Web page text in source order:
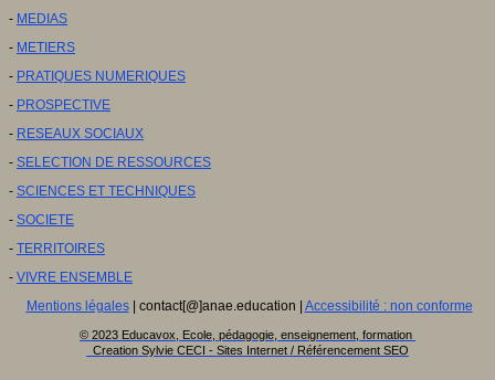
- MEDIAS
- METIERS
- PRATIQUES NUMERIQUES
- PROSPECTIVE
- RESEAUX SOCIAUX
- SELECTION DE RESSOURCES
- SCIENCES ET TECHNIQUES
- SOCIETE
- TERRITOIRES
- VIVRE ENSEMBLE
Mentions légales| contact[@]anae.education | Accessibilité : non conforme
© 2023 Educavox, Ecole, pédagogie, enseignement, formation
Creation Sylvie CECI - Sites Internet / Référencement SEO